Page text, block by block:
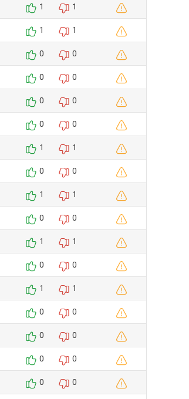
1 1
1 1
0 0
0 0
0 0
0 0
1 1
0 0
1 1
0 0
1 1
0 0
1 1
0 0
0 0
0 0
0 0